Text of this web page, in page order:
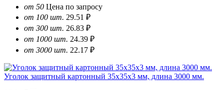
от 50 Цена по запросу
от 100 шт. 29.51 ₽
от 300 шт. 26.83 ₽
от 1000 шт. 24.39 ₽
от 3000 шт. 22.17 ₽
Уголок защитный картонный 35х35х3 мм, длина 3000 мм.